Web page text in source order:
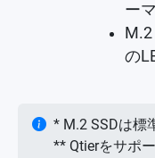
ー
の
* M.2 SSDは標
** Qtierをサポ